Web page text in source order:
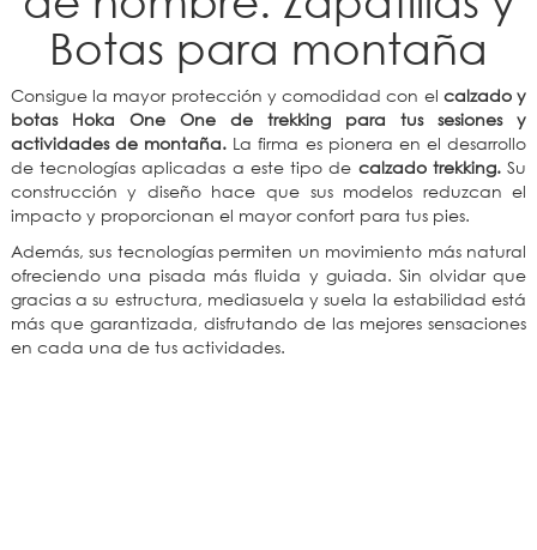
Botas para montaña
Consigue la mayor protección y comodidad con el calzado y
botas Hoka One One de trekking para tus sesiones y
actividades de montaña. La firma es pionera en el desarrollo
de tecnologías aplicadas a este tipo de calzado trekking.Su
construcción y diseño hace que sus modelos reduzcan el
impacto y proporcionan el mayor confort para tus pies.
Además, sus tecnologías permiten un movimiento más natural
ofreciendo una pisada más fluida y guiada. Sin olvidar que
gracias a su estructura, mediasuela y suela la estabilidad está
más que garantizada, disfrutando de las mejores sensaciones
en cada una de tus actividades.